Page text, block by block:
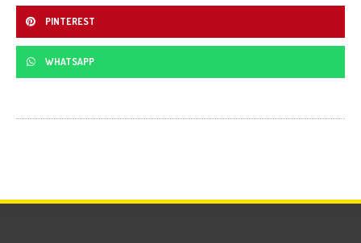
PINTEREST
WHATSAPP